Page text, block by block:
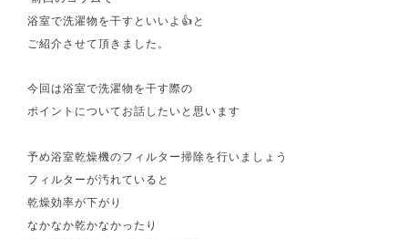
浴室で洗濯物を干すといいよ👍と
ご紹介させて頂きました。
今回は浴室で洗濯物を干す際の
ポイントについてお話したいと思います
予め浴室乾燥機のフィルター掃除を行いましょう
フィルターが汚れていると
乾燥効率が下がり
なかなか乾かなかったり